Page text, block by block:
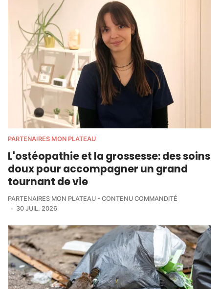
PARTENAIRES MON PLATEAU
L'ostéopathie et la grossesse: des soins
doux pour accompagner un grand
tournant de vie
PARTENAIRES MON PLATEAU - CONTENU COMMANDITÉ
30 JUIL. 2026